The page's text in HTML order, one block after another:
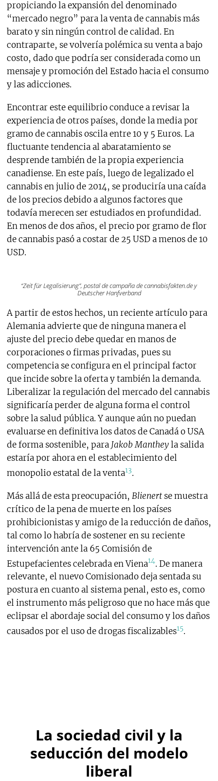
propiciando la expansión del denominado
“mercado negro” para la venta de cannabis más
barato y sin ningún control de calidad. En
contraparte, se volvería polémica su venta a bajo
costo, dado que podría ser considerada como un
mensaje y promoción del Estado hacia el consumo
y las adicciones.
Encontrar este equilibrio conduce a revisar la
experiencia de otros países, donde la media por
gramo de cannabis oscila entre 10 y 5 Euros. La
fluctuante tendencia al abaratamiento se
desprende también de la propia experiencia
canadiense. En este país, luego de legalizado el
cannabis en julio de 2014, se produciría una caída
de los precios debido a algunos factores que
todavía merecen ser estudiados en profundidad.
En menos de dos años, el precio por gramo de flor
de cannabis pasó a costar de 25 USD a menos de 10
USD.
“Zeit für Legalisierung”, postal de campaña de cannabisfakten.de y
Deutscher Hanfverband
A partir de estos hechos, un reciente artículo para
Alemania advierte que de ninguna manera el
ajuste del precio debe quedar en manos de
corporaciones o firmas privadas, pues su
competencia se configura en el principal factor
que incide sobre la oferta y también la demanda.
Liberalizar la regulación del mercado del cannabis
significaría perder de alguna forma el control
sobre la salud pública. Y aunque aún no puedan
evaluarse en definitiva los datos de Canadá o USA
de forma sostenible, paraJakob Mantheyla salida
estaría por ahora en el establecimiento del
monopolio estatal de la venta13.
Más allá de esta preocupación, Blienert se muestra
crítico de la pena de muerte en los países
prohibicionistas y amigo de la reducción de daños,
tal como lo habría de sostener en su reciente
intervención ante la 65 Comisión de
Estupefacientes celebrada en Viena14. De manera
relevante, el nuevo Comisionado deja sentada su
postura en cuanto al sistema penal, esto es, como
el instrumento más peligroso que no hace más que
eclipsar el abordaje social del consumo y los daños
causados por el uso de drogas fiscalizables15.
La sociedad civil y la
seducción del modelo
liberal